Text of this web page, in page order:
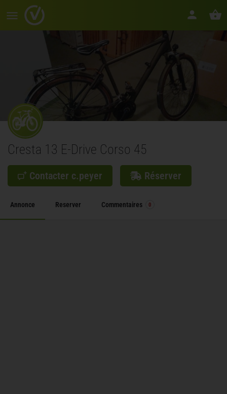
Cresta 13 E-Drive Corso 45
Contacter c.peyer Réserver
Annonce Reserver Commentaires 0